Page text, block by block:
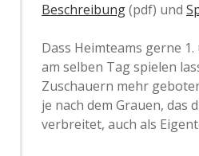
Beschreibung(pdf) und
Dass Heimteams gerne
am selben Tag spielen
Zuschauern mehr
je nach dem Grauen, das
verbreitet, auch als